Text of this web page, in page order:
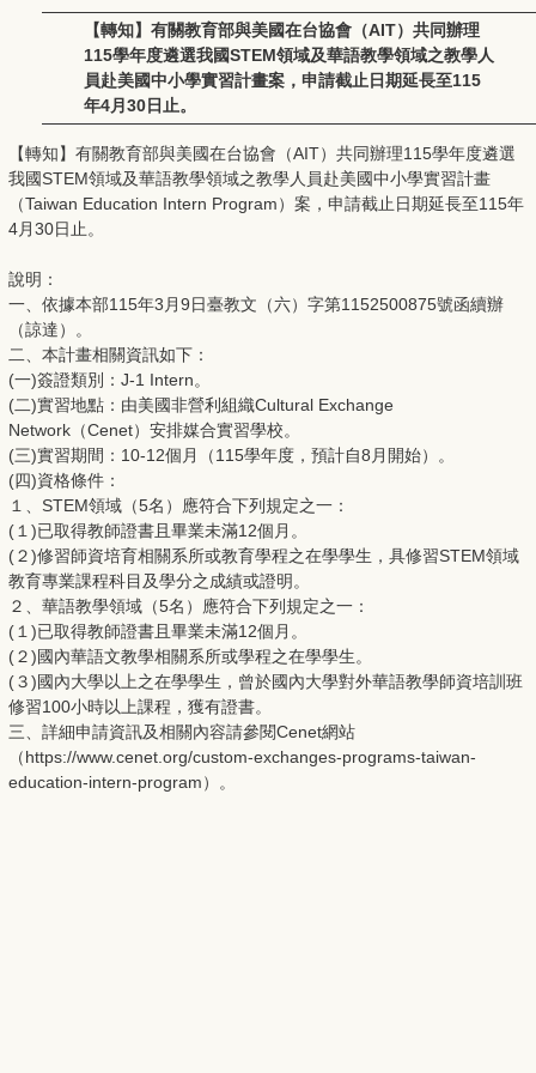
【轉知】有關教育部與美國在台協會（AIT）共同辦理
115學年度遴選我國STEM領域及華語教學領域之教學人
員赴美國中小學實習計畫案，申請截止日期延長至115
年4月30日止。
【轉知】有關教育部與美國在台協會（AIT）共同辦理115學年度遴選
我國STEM領域及華語教學領域之教學人員赴美國中小學實習計畫
（Taiwan Education Intern Program）案，申請截止日期延長至115年
4月30日止。
說明：
一、依據本部115年3月9日臺教文（六）字第1152500875號函續辦
（諒達）。
二、本計畫相關資訊如下：
(一)簽證類別：J-1 Intern。
(二)實習地點：由美國非營利組織Cultural Exchange
Network（Cenet）安排媒合實習學校。
(三)實習期間：10-12個月（115學年度，預計自8月開始）。
(四)資格條件：
１、STEM領域（5名）應符合下列規定之一：
(１)已取得教師證書且畢業未滿12個月。
(２)修習師資培育相關系所或教育學程之在學學生，具修習STEM領域
教育專業課程科目及學分之成績或證明。
２、華語教學領域（5名）應符合下列規定之一：
(１)已取得教師證書且畢業未滿12個月。
(２)國內華語文教學相關系所或學程之在學學生。
(３)國內大學以上之在學學生，曾於國內大學對外華語教學師資培訓班
修習100小時以上課程，獲有證書。
三、詳細申請資訊及相關內容請參閱Cenet網站
（https://www.cenet.org/custom-exchanges-programs-taiwan-
education-intern-program）。